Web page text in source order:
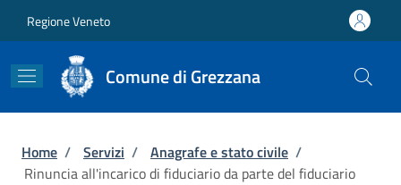
Regione Veneto
Comune di Grezzana
Briciole di pane
Home / Servizi / Anagrafe e stato civile /
Rinuncia all'incarico di fiduciario da parte del fiduciario